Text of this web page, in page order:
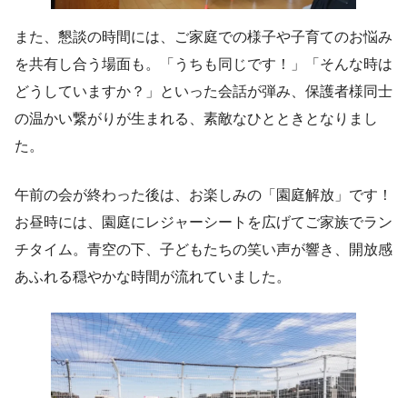
また、懇談の時間には、ご家庭での様子や子育てのお悩み
を共有し合う場面も。「うちも同じです！」「そんな時は
どうしていますか？」といった会話が弾み、保護者様同士
の温かい繋がりが生まれる、素敵なひとときとなりまし
た。
午前の会が終わった後は、お楽しみの「園庭解放」です！
お昼時には、園庭にレジャーシートを広げてご家族でラン
チタイム。青空の下、子どもたちの笑い声が響き、開放感
あふれる穏やかな時間が流れていました。